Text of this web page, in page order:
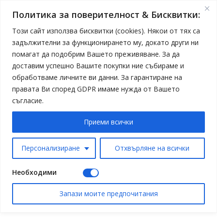
Политика за поверителност & Бисквитки:
Този сайт използва бисквитки (cookies). Някои от тях са
задължителни за функционирането му, докато други ни
помагат да подобрим Вашето преживяване. За да
доставим успешно Вашите покупки ние събираме и
обработваме личните ви данни. За гарантиране на
правата Ви според GDPR имаме нужда от Вашето
съгласие.
Персонализиране Отхвърляне на всички
Приеми всички
Необходими
Запази моите предпочитания